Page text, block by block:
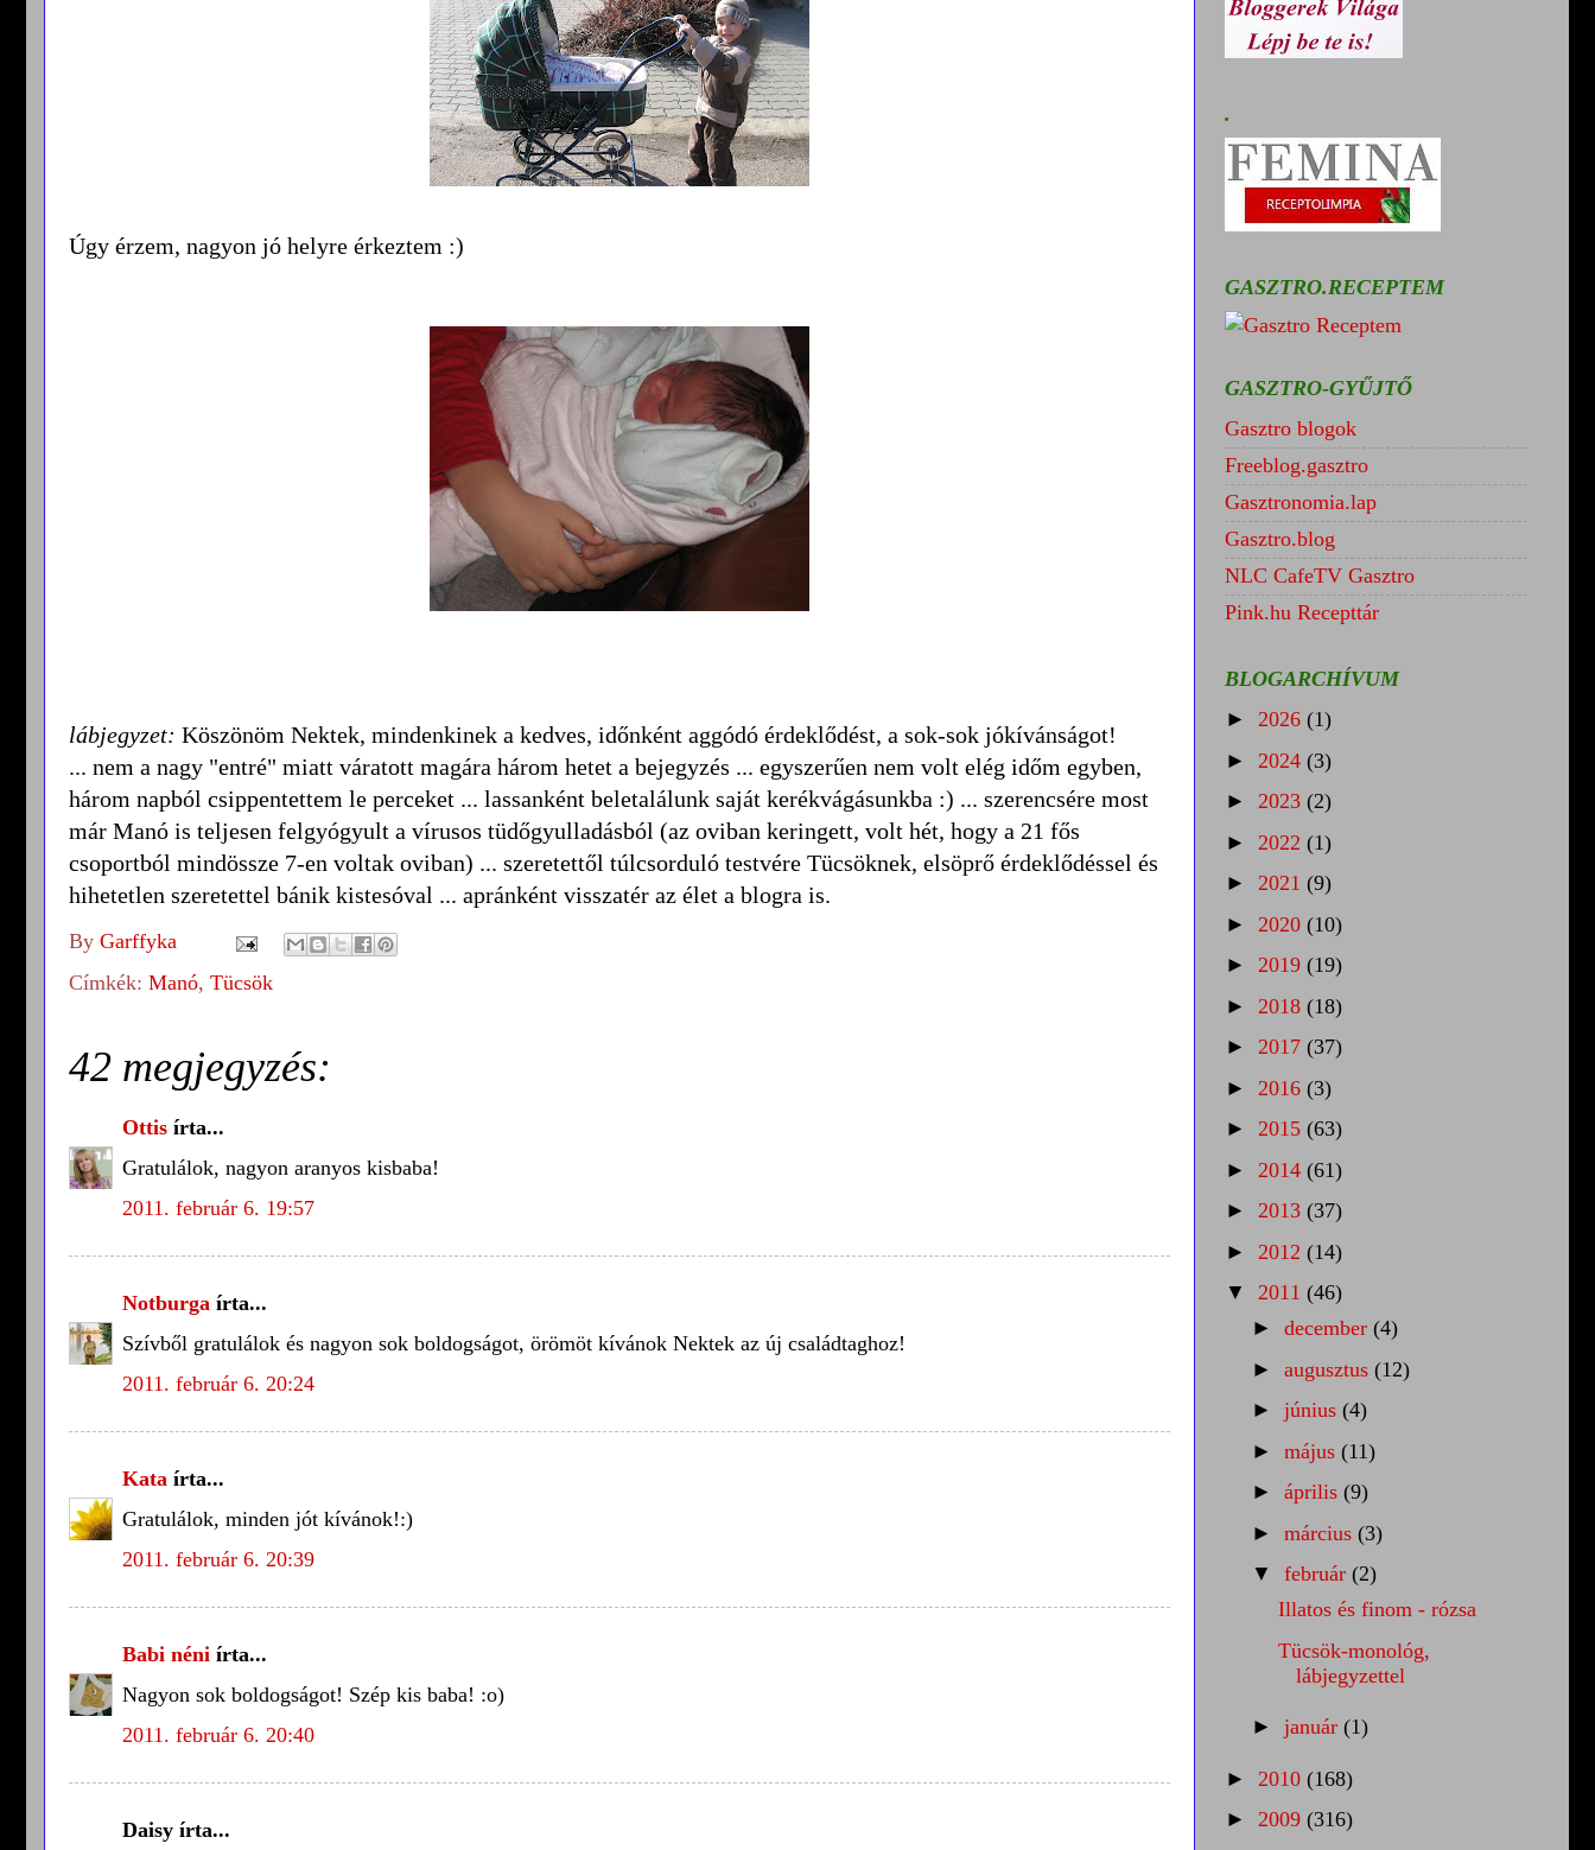
Úgy érzem, nagyon jó helyre érkeztem :)
lábjegyzet: Köszönöm Nektek, mindenkinek a kedves, időnként aggódó érdeklődést, a sok-sok jókívánságot!
... nem a nagy "entré" miatt váratott magára három hetet a bejegyzés ... egyszerűen nem volt elég időm egyben,
három napból csippentettem le perceket ... lassanként beletalálunk saját kerékvágásunkba :) ... szerencsére most
már Manó is teljesen felgyógyult a vírusos tüdőgyulladásból (az oviban keringett, volt hét, hogy a 21 fős
csoportból mindössze 7-en voltak oviban) ... szeretettől túlcsorduló testvére Tücsöknek, elsöprő érdeklődéssel és
hihetetlen szeretettel bánik kistesóval ... apránként visszatér az élet a blogra is.
By Garffyka
Címkék: Manó, Tücsök
42 megjegyzés:
Ottis írta...
Gratulálok, nagyon aranyos kisbaba!
2011. február 6. 19:57
Notburga írta...
Szívből gratulálok és nagyon sok boldogságot, örömöt kívánok Nektek az új családtaghoz!
2011. február 6. 20:24
Kata írta...
Gratulálok, minden jót kívánok!:)
2011. február 6. 20:39
Babi néni írta...
Nagyon sok boldogságot! Szép kis baba! :o)
2011. február 6. 20:40
Daisy írta...
.
GASZTRO.RECEPTEM
GASZTRO-GYŰJTŐ
Gasztro blogok
Freeblog.gasztro
Gasztronomia.lap
Gasztro.blog
NLC CafeTV Gasztro
Pink.hu Recepttár
BLOGARCHÍVUM
► 2026 (1)
► 2024 (3)
► 2023 (2)
► 2022 (1)
► 2021 (9)
► 2020 (10)
► 2019 (19)
► 2018 (18)
► 2017 (37)
► 2016 (3)
► 2015 (63)
► 2014 (61)
► 2013 (37)
► 2012 (14)
▼ 2011 (46)
► december (4)
► augusztus (12)
► június (4)
► május (11)
► április (9)
► március (3)
▼ február (2)
Illatos és finom - rózsa
Tücsök-monológ,
lábjegyzettel
► január (1)
► 2010 (168)
► 2009 (316)